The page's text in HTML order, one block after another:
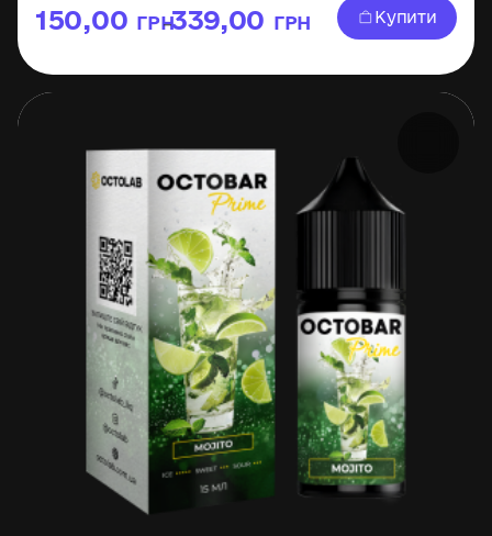
150,00 ГРН
–339,00 ГРН Купити